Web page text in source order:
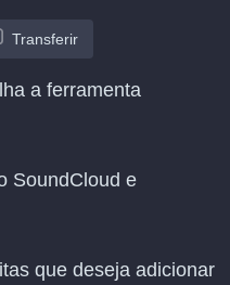
Transferir
a ferramenta
SoundCloud e
que deseja adicionar